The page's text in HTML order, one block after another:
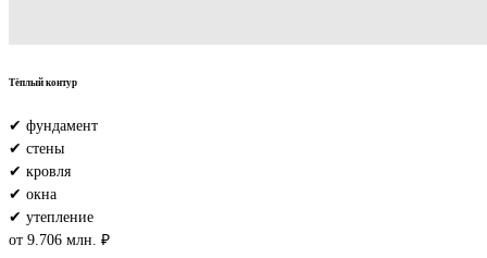
Тёплый контур
✔ фундамент
✔ стены
✔ кровля
✔ окна
✔ утепление
от 9.706 млн. ₽